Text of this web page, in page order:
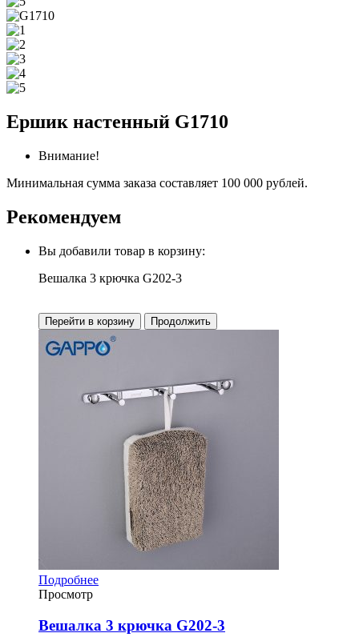
Ершик настенный G1710
Внимание!
Минимальная сумма заказа составляет 100 000 рублей.
Рекомендуем
Вы добавили товар в корзину:
Вешалка 3 крючка G202-3
Перейти в корзину Продолжить
Подробнее
Просмотр
Вешалка 3 крючка G202-3